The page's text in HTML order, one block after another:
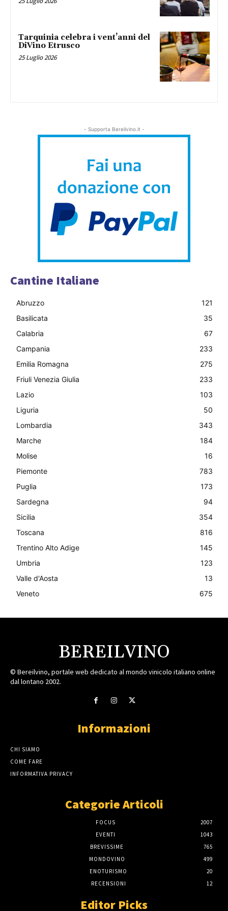
Tarquinia celebra i vent’anni del
DiVino Etrusco
25 Luglio 2026
- Supporta Bereilvino.it -
Cantine Italiane
Abruzzo
121
Basilicata
35
Calabria
67
Campania
233
Emilia Romagna
275
Friuli Venezia Giulia
233
Lazio
103
Liguria
50
Lombardia
343
Marche
184
Molise
16
Piemonte
783
Puglia
173
Sardegna
94
Sicilia
354
Toscana
816
Trentino Alto Adige
145
Umbria
123
Valle d'Aosta
13
Veneto
675
BEREILVINO
© Bereilvino, portale web dedicato al mondo vinicolo italiano online
dal lontano 2002.
Informazioni
CHI SIAMO
COME FARE
INFORMATIVA PRIVACY
Categorie Articoli
FOCUS
2007
EVENTI
1043
BREVISSIME
765
MONDOVINO
499
ENOTURISMO
20
RECENSIONI
12
Editor Picks